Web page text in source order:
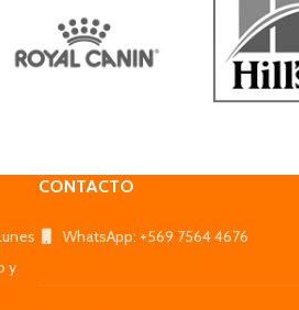
y
CONTACTO
WhatsApp: +569 7564 4676